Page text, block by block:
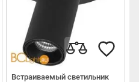
Встраиваемый светильник